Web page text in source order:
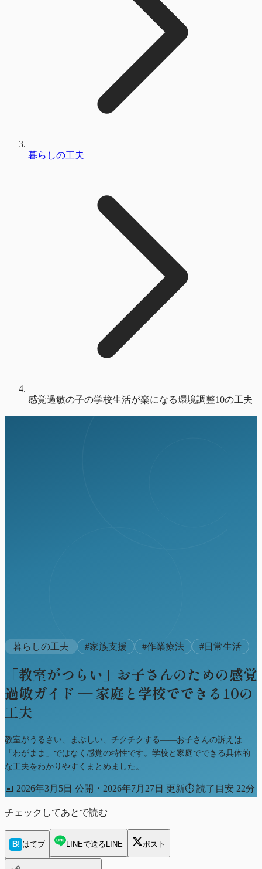
暮らしの工夫
感覚過敏の子の学校生活が楽になる環境調整10の工夫
暮らしの工夫 #家族支援 #作業療法 #日常生活
「教室がつらい」お子さんのための感覚
過敏ガイド ― 家庭と学校でできる10の
工夫
教室がうるさい、まぶしい、チクチクする――お子さんの訴えは
「わがまま」ではなく感覚の特性です。学校と家庭でできる具体的
な工夫をわかりやすくまとめました。
📅 2026年3月5日 公開・2026年7月27日 更新⏱ 読了目安 22分
チェックしてあとで読む
B! はてブ LINEで送る LINE ポスト